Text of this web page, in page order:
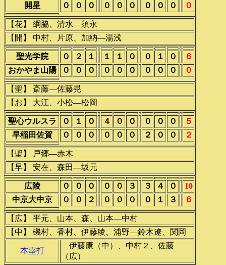
開星
０ ０ ０ ０ ０ ０ ０ ０ ０ ０
【花】 綱脇、清水―須永
【開】 中村、片原、加納―湯浅
聖光学院 ０ ２ １ １ １ ０ ０ １ ０
６
おかやま山陽
０ ０ ０ ０ ０ ０ ０ ０ ０ ０
【聖】 斎藤―佐藤晃
【お】 大江、小松―松岡
聖心ウルスラ ０ １ ０ ４ ０ ０ ０ ０ ０
５
早稲田佐賀
０ ０ ０ ０ ０ ０ ２ ０ ０ ２
【聖】 戸郷―赤木
【早】 安在、森田―坂元
広陵 ０ ０ ０ ０ ０ ３ ３ ４ ０
10
中京大中京
０ ０ ２ ０ ０ ０ ０ １ ３ ６
【広】 平元、山本、森、山本―中村
【中】 磯村、香村、伊藤稜、浦野―鈴木遼、関岡
本塁打
伊藤康（中）、中村２、佐藤
（広）